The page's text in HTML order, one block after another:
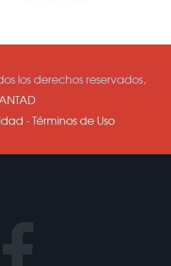
los derechos reservados,
-Términos de Uso